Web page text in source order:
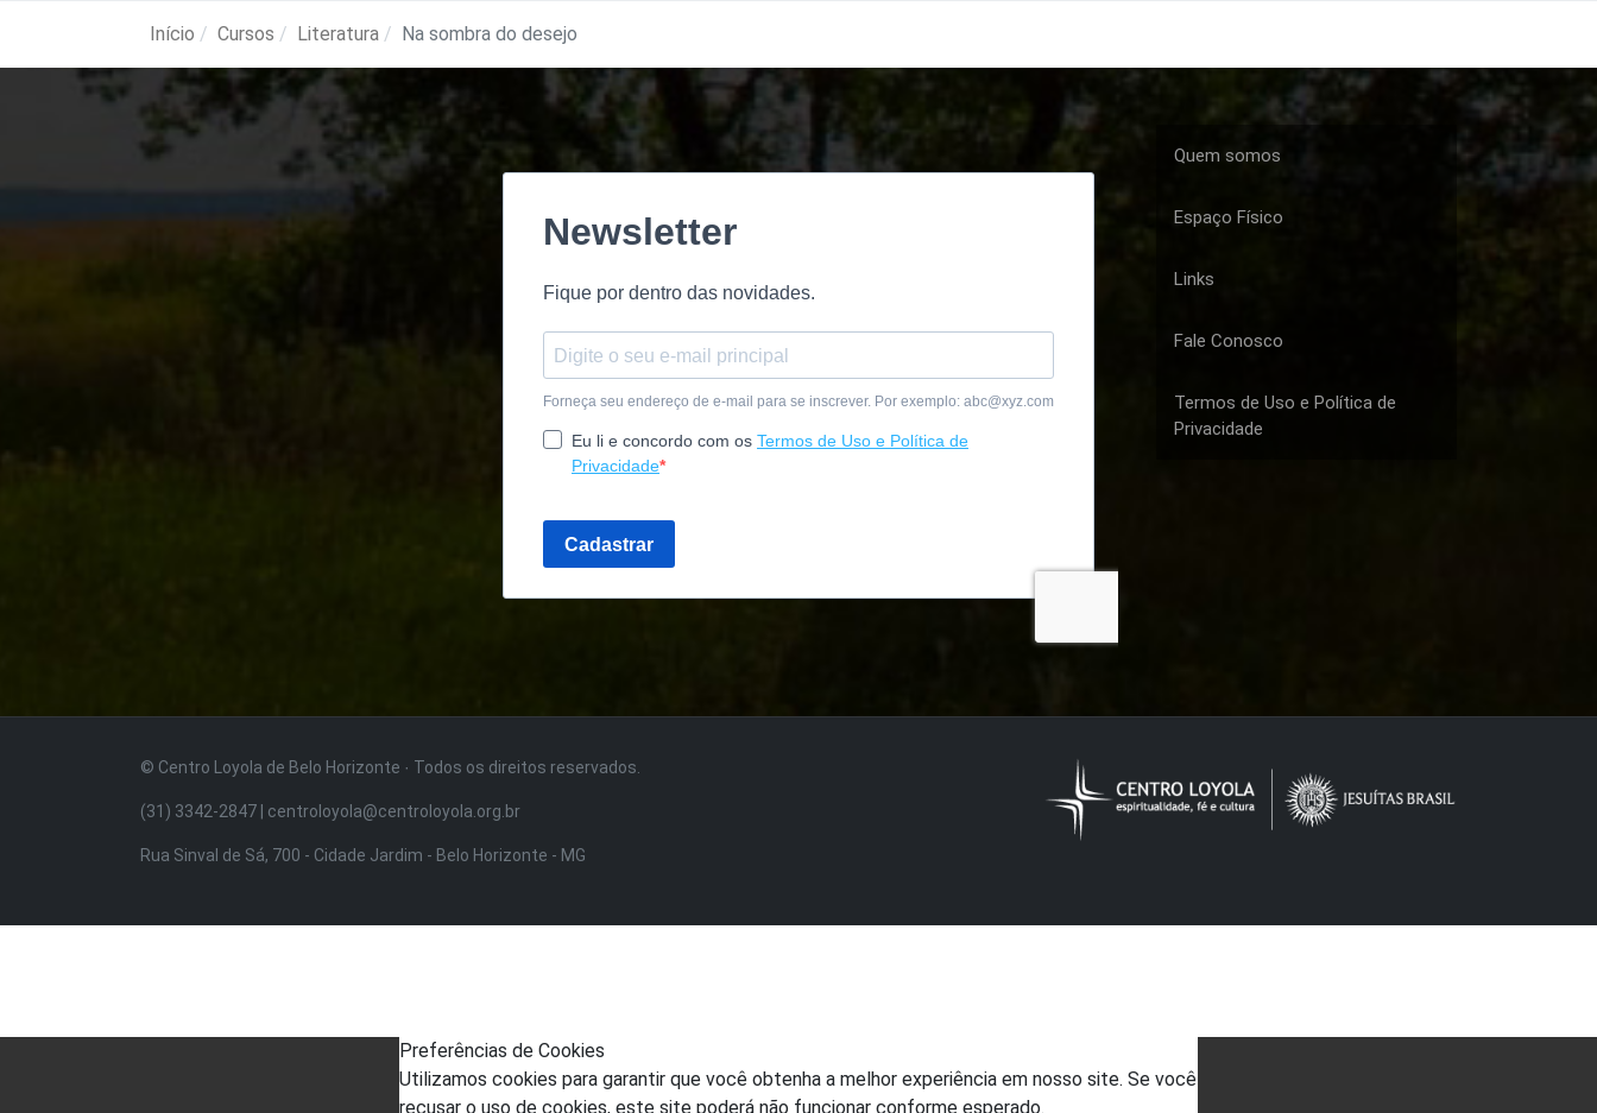
Início Cursos Literatura Na sombra do desejo
Quem somos
Espaço Físico
Links
Fale Conosco
Termos de Uso e Política de
Privacidade
© Centro Loyola de Belo Horizonte · Todos os direitos reservados.
(31) 3342-2847 | centroloyola@centroloyola.org.br
Rua Sinval de Sá, 700 - Cidade Jardim - Belo Horizonte - MG
Preferências de Cookies
Utilizamos cookies para garantir que você obtenha a melhor experiência em nosso site. Se você
recusar o uso de cookies, este site poderá não funcionar conforme esperado.